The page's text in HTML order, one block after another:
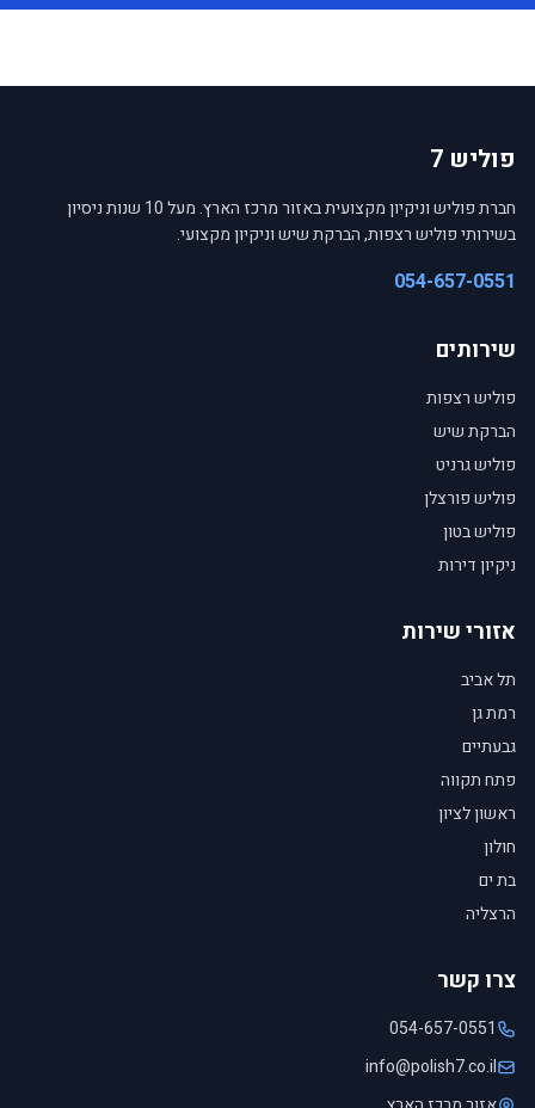
פוליש 7
חברת פוליש וניקיון מקצועית באזור מרכז הארץ. מעל 10 שנות ניסיון
בשירותי פוליש רצפות, הברקת שיש וניקיון מקצועי.
054-657-0551
שירותים
פוליש רצפות
הברקת שיש
פוליש גרניט
פוליש פורצלן
פוליש בטון
ניקיון דירות
אזורי שירות
תל אביב
רמת גן
גבעתיים
פתח תקווה
ראשון לציון
חולון
בת ים
הרצליה
צרו קשר
054-657-0551
info@polish7.co.il